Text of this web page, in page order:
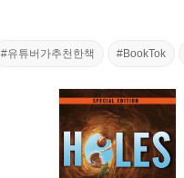
#유튜버가추천한책 #BookTok